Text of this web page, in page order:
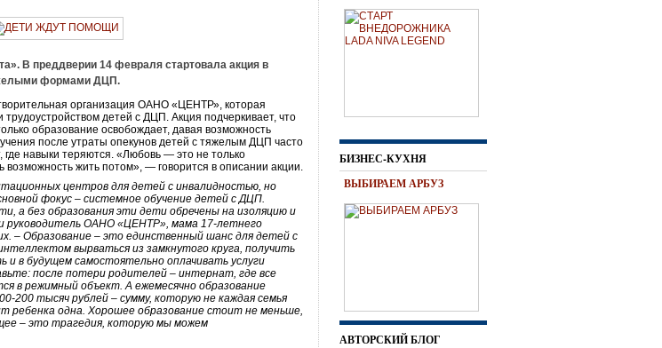
В преддверии 14 февраля стартовала акция в
формами ДЦП.
организация ОАНО «ЦЕНТР», которая
детей с ДЦП. Акция подчеркивает, что
образование освобождает, давая возможность
после утраты опекунов детей с тяжелым ДЦП часто
где навыки теряются. «Любовь — это не только
возможность жить потом», — говорится в описании акции.
центров для детей с инвалидностью, но
фокус – системное обучение детей с ДЦП.
а без образования эти дети обречены на изоляцию и
руководитель ОАНО «ЦЕНТР», мама 17-летнего
– Образование – это единственный шанс для детей с
вырваться из замкнутого круга, получить
и в будущем самостоятельно оплачивать услуги
после потери родителей – интернат, где все
в режимный объект. А ежемесячно образование
200 тысяч рублей – сумму, которую не каждая семья
ребенка одна. Хорошее образование стоит не меньше,
– это трагедия, которую мы можем
БИЗНЕС-КУХНЯ
ВЫБИРАЕМ АРБУЗ
АВТОРСКИЙ БЛОГ